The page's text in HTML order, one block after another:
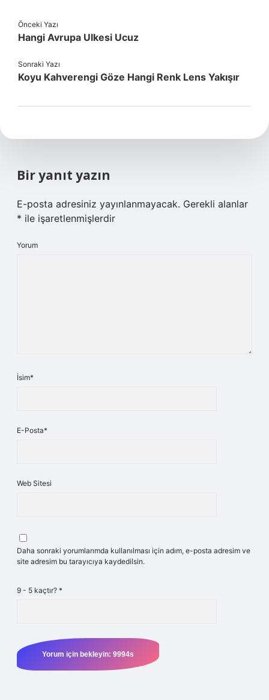
Önceki Yazı
Hangi Avrupa Ulkesi Ucuz
Sonraki Yazı
Koyu Kahverengi Göze Hangi Renk Lens Yakışır
Bir yanıt yazın
E-posta adresiniz yayınlanmayacak. Gerekli alanlar
* ile işaretlenmişlerdir
Yorum
İsim*
E-Posta*
Web Sitesi
Daha sonraki yorumlarımda kullanılması için adım, e-posta adresim ve
site adresim bu tarayıcıya kaydedilsin.
9 - 5 kaçtır? *